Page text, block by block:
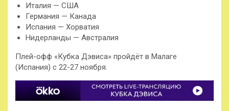
Италия — США
Германия — Канада
Испания — Хорватия
Нидерланды — Австралия
Плей-офф «Кубка Дэвиса» пройдёт в Малаге
(Испания) с 22-27 ноября.